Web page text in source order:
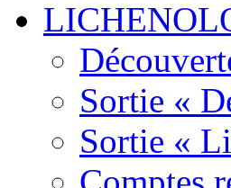
Sortie «
Sortie «